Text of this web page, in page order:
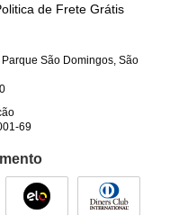
de Frete Grátis
Parque São Domingos, São
69